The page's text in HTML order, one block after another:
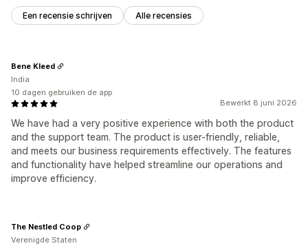
Een recensie schrijven Alle recensies
Bewerkt 8 juni 2026
We have had a very positive experience with both the product
and the support team. The product is user-friendly, reliable,
and meets our business requirements effectively. The features
and functionality have helped streamline our operations and
improve efficiency.
Bene Kleed
India
10 dagen gebruiken de app
The Nestled Coop
Verenigde Staten